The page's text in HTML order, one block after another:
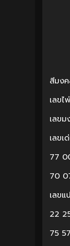
สีมง
เลข
เลข
เลข
77
70
เลขแ
22
75